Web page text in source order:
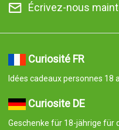
Écrivez-nous
Curiosité FR
Idées cadeaux personnes 18
Curiosite DE
Geschenke für 18-jährige für